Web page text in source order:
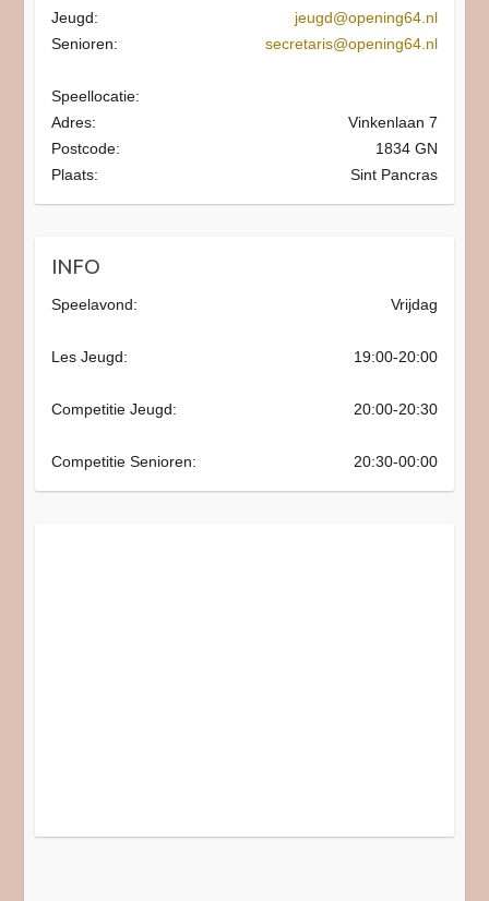
Jeugd:
jeugd@opening64.nl
Senioren:
secretaris@opening64.nl
Speellocatie:
Adres:
Vinkenlaan 7
Postcode:
1834 GN
Plaats:
Sint Pancras
INFO
Speelavond: Vrijdag
Les Jeugd: 19:00-20:00
Competitie Jeugd: 20:00-20:30
Competitie Senioren: 20:30-00:00